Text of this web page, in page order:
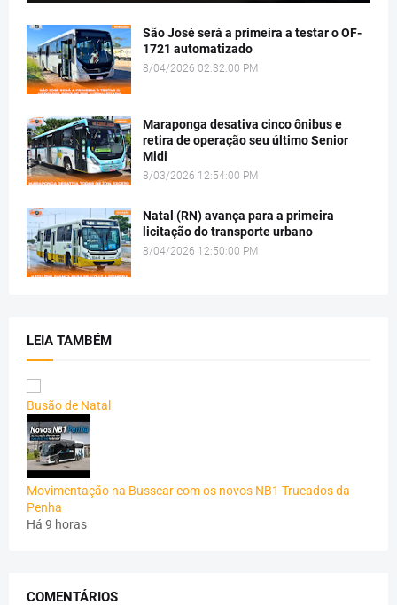
São José será a primeira a testar o OF-
1721 automatizado
8/04/2026 02:32:00 PM
Maraponga desativa cinco ônibus e
retira de operação seu último Senior
Midi
8/03/2026 12:54:00 PM
Natal (RN) avança para a primeira
licitação do transporte urbano
8/04/2026 12:50:00 PM
LEIA TAMBÉM
Busão de Natal
Movimentação na Busscar com os novos NB1 Trucados da
Penha
Há 9 horas
COMENTÁRIOS